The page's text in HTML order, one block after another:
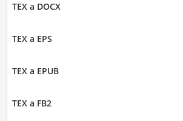
TEX a DOCX
TEX a EPS
TEX a EPUB
TEX a FB2